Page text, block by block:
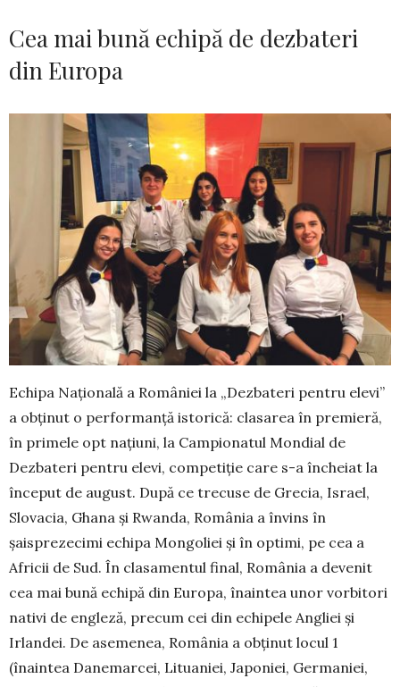
Cea mai bună echipă de dezbateri
din Europa
Echipa Națională a României la „Dezbateri pentru elevi”
a obținut o performanță istorică: clasarea în premieră,
în primele opt națiuni, la Campionatul Mondial de
Dezbateri pentru elevi, competiție care s-a în­cheiat la
început de august. După ce trecuse de Gre­cia, Israel,
Slovacia, Ghana și Rwanda, România a învins în
șaisprezecimi echipa Mongoliei și în optimi, pe cea a
Africii de Sud. În clasamentul final, România a de­venit
cea mai bună echipă din Europa, înaintea unor vorbitori
nativi de engleză, precum cei din echipele Angliei și
Irlandei. De asemenea, România a obținut locul 1
(înaintea Danemarcei, Lituaniei, Japo­niei, Germaniei,